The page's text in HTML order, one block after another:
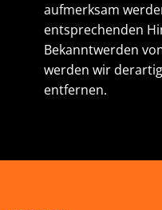
aufmerksam
entsprechenden
Bekanntwerden
werden wir
entfernen.